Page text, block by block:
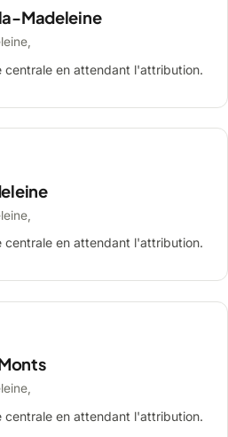
Madeleine
en attendant l'attribution.
en attendant l'attribution.
en attendant l'attribution.